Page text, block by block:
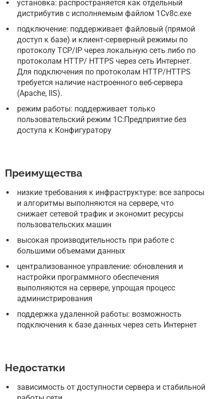
установка: распространяется как отдельный
дистрибутив с исполняемым файлом 1Cv8c.exe
подключение: поддерживает файловый (прямой
доступ к базе) и клиент-серверный режимы по
протоколу TCP/IP через локальную сеть либо по
протоколам HTTP/ HTTPS через сеть Интернет.
Для подключения по протоколам HTTP/HTTPS
требуется наличие настроенного веб-сервера
(Apache, IIS).
режим работы: поддерживает только
пользовательский режим 1С:Предприятие без
доступа к Конфигуратору
Преимущества
низкие требования к инфраструктуре: все запросы
и алгоритмы выполняются на сервере, что
снижает сетевой трафик и экономит ресурсы
пользовательских машин
высокая производительность при работе с
большими объемами данных
централизованное управление: обновления и
настройки программного обеспечения
выполняются на сервере, упрощая процесс
администрирования
поддержка удаленной работы: возможность
подключения к базе данных через сеть Интернет
Недостатки
зависимость от доступности сервера и стабильной